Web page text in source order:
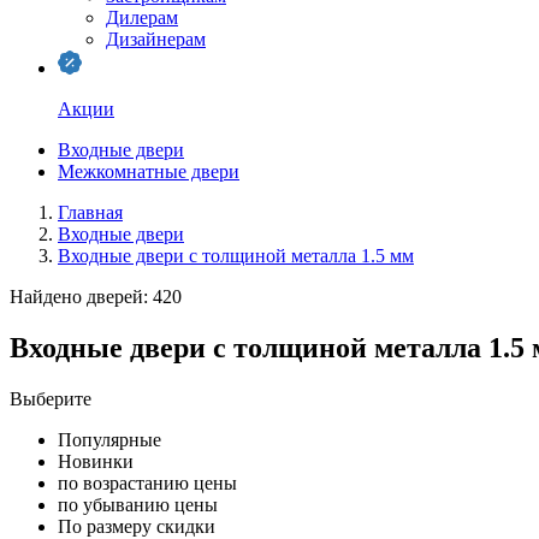
Дилерам
Дизайнерам
Акции
Входные двери
Межкомнатные двери
Главная
Входные двери
Входные двери с толщиной металла 1.5 мм
Найдено дверей: 420
Входные двери с толщиной металла 1.5
Выберите
Популярные
Новинки
по возрастанию цены
по убыванию цены
По размеру скидки